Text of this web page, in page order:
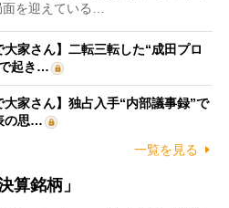
面を迎えている…
大家さん】二転三転した“成田プロ
起き…
大家さん】独占入手“内部議事録”で
の思…
一覧を見る
算銘柄」